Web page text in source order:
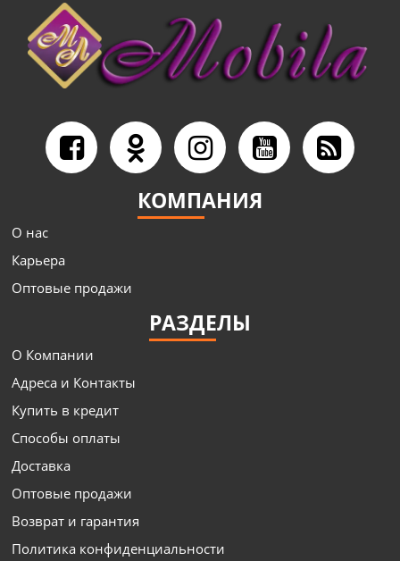
КОМПАНИЯ
О нас
Карьера
Оптовые продажи
РАЗДЕЛЫ
О Компании
Адреса и Контакты
Купить в кредит
Способы оплаты
Доставка
Оптовые продажи
Возврат и гарантия
Политика конфиденциальности